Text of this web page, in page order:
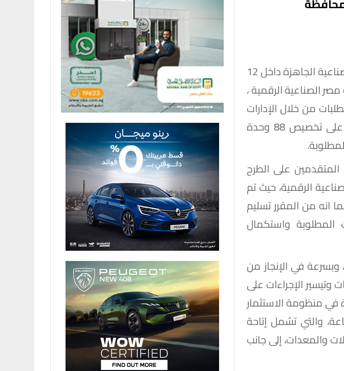
أعلنت الهيئة العامة للتنمية الصناعية عن نتائج الطرح الإلكتروني للوحدات الصناعية الجاهزة داخل 12
مصر الصناعية الرقمية ،
الطلبات من خلال الإدارات
الفنية المختصة وفقًا لمعايير مفاضلة دقيقة وشفافة، تمت الموافقة على تخصيص 88 وحدة
على الطرح
الرقمية، حيث تم
انه من المقرر تسليم
المطلوبة واستكمال
في الإنجاز من
وتيسير الإجراءات على
في منظومة الاستثمار
والتي تشمل إتاحة
والمعدات، إلى جانب